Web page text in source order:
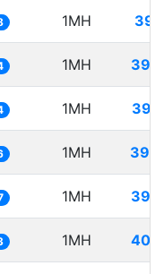
1MH
1MH
1MH
1MH
1MH
1MH